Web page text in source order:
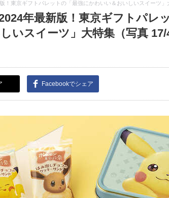
！東京ギフトパレットの「最強にかわいい＆おいしいスイーツ」
2024年最新版！東京ギフトパレ
いスイーツ」大特集（写真 17/
Facebookでシェア